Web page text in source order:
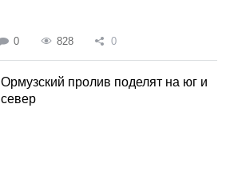
0 828 0
Ормузский пролив поделят на юг и
север